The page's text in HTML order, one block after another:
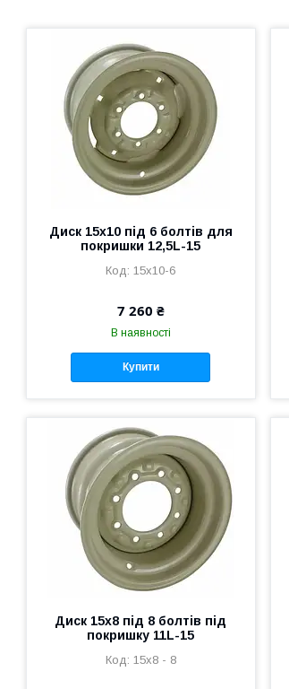
Диск 15x10 під 6 болтів для
покришки 12,5L-15
15x10-6
7 260 ₴
В наявності
Купити
Диск 15x8 під 8 болтів під
покришку 11L-15
15x8 - 8